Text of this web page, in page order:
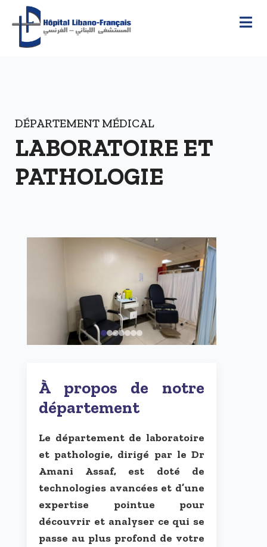
DÉPARTEMENT MÉDICAL
LABORATOIRE ET
PATHOLOGIE
À propos de notre
département
Le département de laboratoire
et pathologie, dirigé par le Dr
Amani Assaf, est doté de
technologies avancées et d’une
expertise pointue pour
découvrir et analyser ce qui se
passe au plus profond de votre